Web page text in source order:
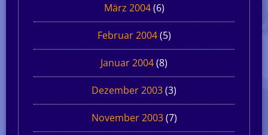
März 2004(6)
Februar 2004(5)
Januar 2004(8)
Dezember 2003(3)
November 2003(7)